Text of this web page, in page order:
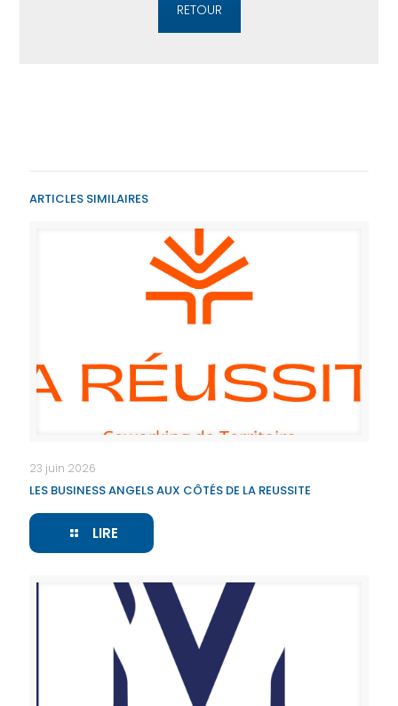
RETOUR
ARTICLES SIMILAIRES
23 juin 2026
LES BUSINESS ANGELS AUX CÔTÉS DE LA REUSSITE
LIRE